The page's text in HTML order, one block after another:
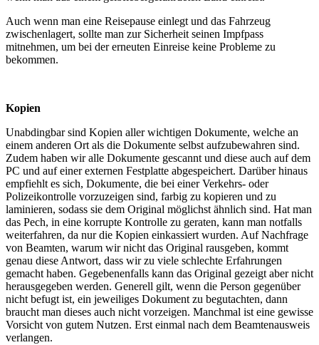
Auch wenn man eine Reisepause einlegt und das Fahrzeug
zwischenlagert, sollte man zur Sicherheit seinen Impfpass
mitnehmen, um bei der erneuten Einreise keine Probleme zu
bekommen.
Kopien
Unabdingbar sind Kopien aller wichtigen Dokumente, welche an
einem anderen Ort als die Dokumente selbst aufzubewahren sind.
Zudem haben wir alle Dokumente gescannt und diese auch auf dem
PC und auf einer externen Festplatte abgespeichert. Darüber hinaus
empfiehlt es sich, Dokumente, die bei einer Verkehrs- oder
Polizeikontrolle vorzuzeigen sind, farbig zu kopieren und zu
laminieren, sodass sie dem Original möglichst ähnlich sind. Hat man
das Pech, in eine korrupte Kontrolle zu geraten, kann man notfalls
weiterfahren, da nur die Kopien einkassiert wurden. Auf Nachfrage
von Beamten, warum wir nicht das Original rausgeben, kommt
genau diese Antwort, dass wir zu viele schlechte Erfahrungen
gemacht haben. Gegebenenfalls kann das Original gezeigt aber nicht
herausgegeben werden. Generell gilt, wenn die Person gegenüber
nicht befugt ist, ein jeweiliges Dokument zu begutachten, dann
braucht man dieses auch nicht vorzeigen. Manchmal ist eine gewisse
Vorsicht von gutem Nutzen. Erst einmal nach dem Beamtenausweis
verlangen.